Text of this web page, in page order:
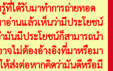
ที่ได้รับมาทำการถ่ายทอด
านแล้วเห็นว่ามีประโยชน์
มันมีประโยชน์ก็สามารถนำ
ไม่ต้องอ้างอิงที่มาหรือมา
อหากคิดว่ามันดีหรือมี